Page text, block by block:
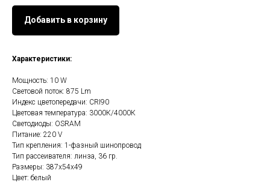
Добавить в корзину
Характеристики:
Мощность: 10 W
Световой поток: 875 Lm
Индекс цветопередачи: CRI90
Цветовая температура: 3000К/4000К
Светодиоды: OSRAM
Питание: 220 V
Тип крепления: 1-фазный шинопровод
Тип рассеивателя: линза, 36 гр.
Размеры: 387х54х49
Цвет: белый